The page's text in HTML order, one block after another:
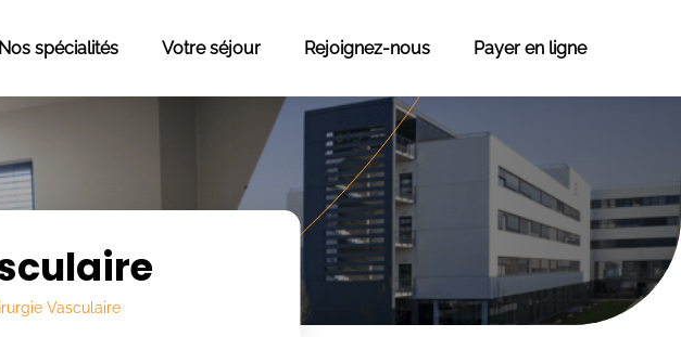
Nos spécialités Votre séjour Rejoignez-nous Payer en ligne
Vasculaire